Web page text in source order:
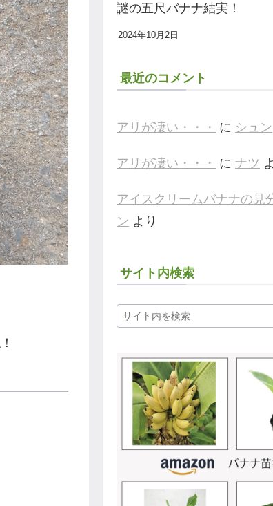
謎の五尺バナナ結実！
2024年10月2日
最近のコメント
アリが凄い・・・ に シュン
アリが凄い・・・ に ナツ
アイスクリームバナナの見
ン より
サイト内検索